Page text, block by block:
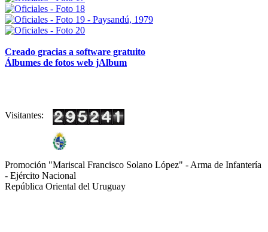
Creado gracias a software gratuito
Álbumes de fotos web jAlbum
Visitantes:
Promoción "Mariscal Francisco Solano López" - Arma de Infantería
- Ejército Nacional
República Oriental del Uruguay